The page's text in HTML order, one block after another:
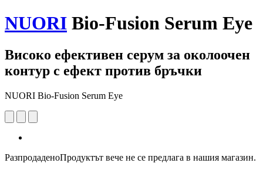
NUORI Bio-Fusion Serum Eye
Високо ефективен серум за околоочен
контур с ефект против бръчки
NUORI Bio-Fusion Serum Eye
РазпродаденоПродуктът вече не се предлага в нашия магазин.